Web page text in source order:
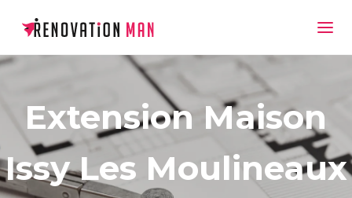
Extension Maison
Issy Les Moulineaux